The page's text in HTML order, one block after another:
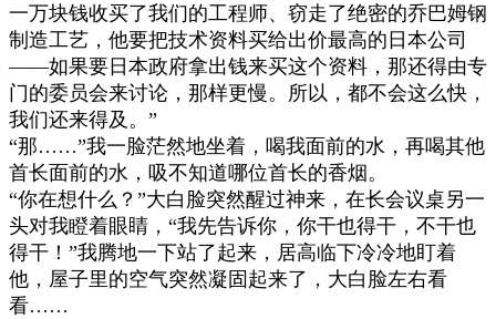
一万块钱收买了我们的工程师、窃走了绝密的乔巴姆钢
制造工艺，他要把技术资料买给出价最高的日本公司
——如果要日本政府拿出钱来买这个资料，那还得由专
门的委员会来讨论，那样更慢。所以，都不会这么快，
我们还来得及。 ”
“那……”我一脸茫然地坐着，喝我面前的水，再喝其他
首长面前的水，吸不知道哪位首长的香烟。
“你在想什么？ ”大白脸突然醒过神来，在长会议桌另一
头对我瞪着眼睛， “我先告诉你，你干也得干，不干也
得干！ ”我腾地一下站了起来，居高临下冷冷地盯着
他，屋子里的空气突然凝固起来了，大白脸左右看
看……